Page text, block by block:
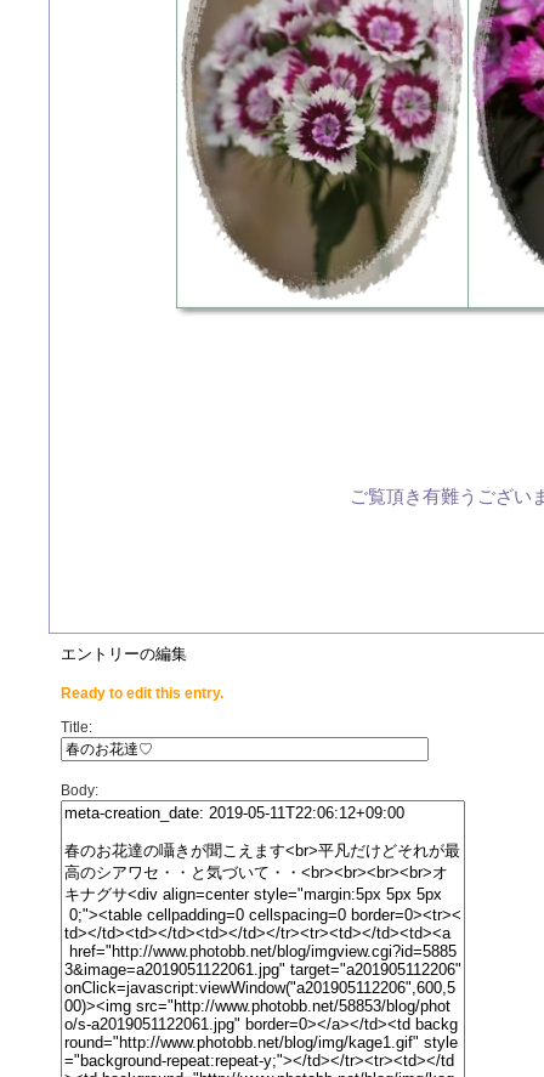
ご覧頂き有難うござい
エントリーの編集
Ready to edit this entry.
Title:
Body: